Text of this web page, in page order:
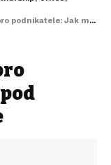
Jak mít pod kontrolou své peníze